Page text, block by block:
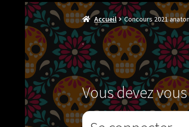
Accueil Concours 2021
Vous devez